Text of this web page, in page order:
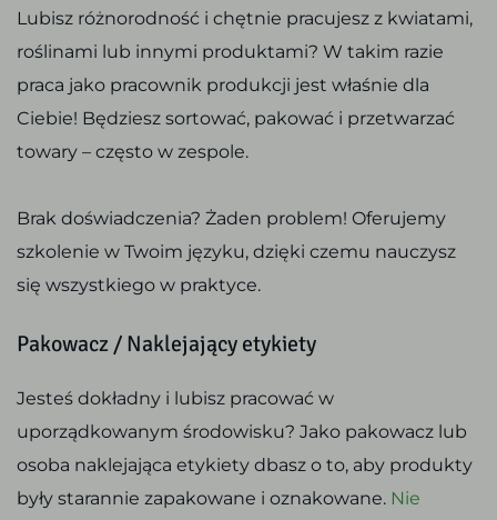
Lubisz różnorodność i chętnie pracujesz z kwiatami,
roślinami lub innymi produktami? W takim razie
praca jako pracownik produkcji jest właśnie dla
Ciebie! Będziesz sortować, pakować i przetwarzać
towary – często w zespole.
Brak doświadczenia? Żaden problem! Oferujemy
szkolenie w Twoim języku, dzięki czemu nauczysz
się wszystkiego w praktyce.
Pakowacz / Naklejający etykiety
Jesteś dokładny i lubisz pracować w
uporządkowanym środowisku? Jako pakowacz lub
osoba naklejająca etykiety dbasz o to, aby produkty
były starannie zapakowane i oznakowane. Nie